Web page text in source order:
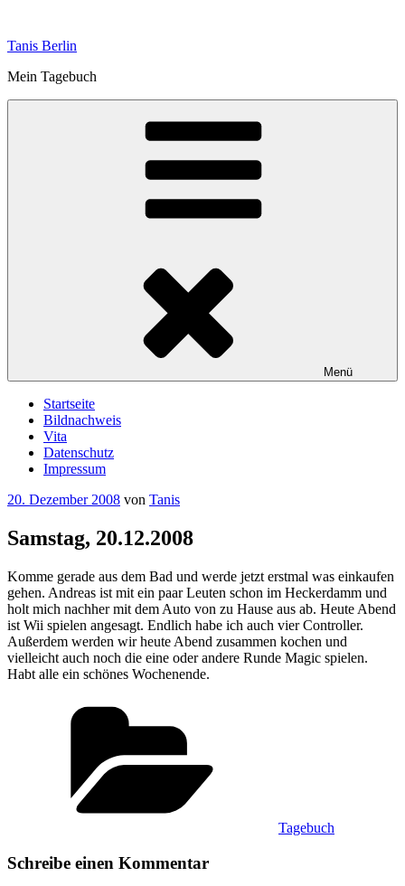
springen
Tanis Berlin
Mein Tagebuch
Menü
Startseite
Bildnachweis
Vita
Datenschutz
Impressum
Veröffentlicht
20. Dezember 2008 von Tanis
Samstag, 20.12.2008
Komme gerade aus dem Bad und werde jetzt erstmal was einkaufen
gehen. Andreas ist mit ein paar Leuten schon im Heckerdamm und
holt mich nachher mit dem Auto von zu Hause aus ab. Heute Abend
ist Wii spielen angesagt. Endlich habe ich auch vier Controller.
Außerdem werden wir heute Abend zusammen kochen und
vielleicht auch noch die eine oder andere Runde Magic spielen.
Habt alle ein schönes Wochenende.
Tagebuch
Schreibe einen Kommentar